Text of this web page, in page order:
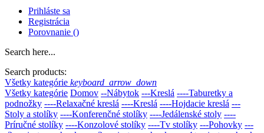
Prihláste sa
Registrácia
Porovnanie ()
Search here...
Search products:
Všetky kategórie keyboard_arrow_down
Všetky kategórie Domov --Nábytok ---Kreslá ----Taburetky a
podnožky ----Relaxačné kreslá ----Kreslá ----Hojdacie kreslá ---
Stoly a stolíky ----Konferenčné stolíky ----Jedálenské stoly ----
Príručné stolíky ----Konzolové stolíky ----Tv stolíky ---Pohovky ---